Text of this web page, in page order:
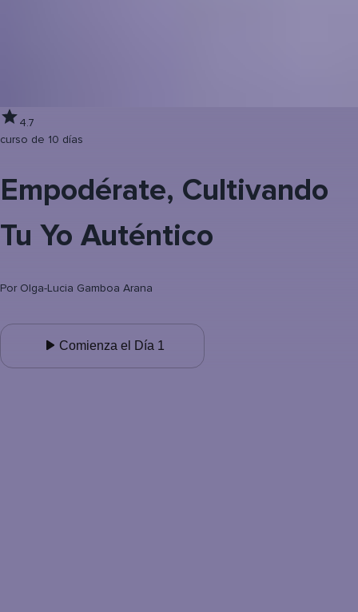
4.7
curso de 10 días
Empodérate, Cultivando
Tu Yo Auténtico
Por Olga-Lucia Gamboa Arana
Comienza el Día 1